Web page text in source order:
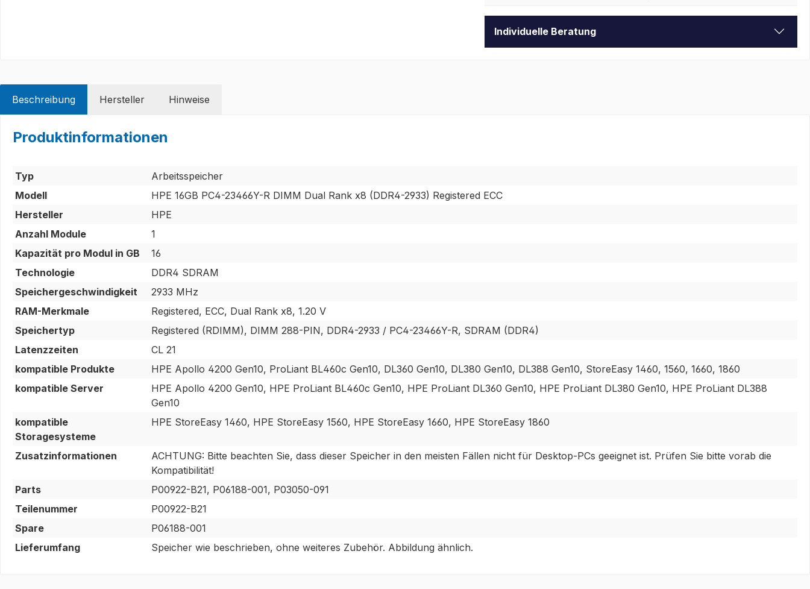
Individuelle Beratung
Beschreibung Hersteller Hinweise
Produktinformationen
Typ
Arbeitsspeicher
Modell
HPE 16GB PC4-23466Y-R DIMM Dual Rank x8 (DDR4-2933) Registered ECC
Hersteller
HPE
Anzahl Module
1
Kapazität pro Modul in GB
16
Technologie
DDR4 SDRAM
Speichergeschwindigkeit
2933 MHz
RAM-Merkmale
Registered, ECC, Dual Rank x8, 1.20 V
Speichertyp
Registered (RDIMM), DIMM 288-PIN, DDR4-2933 / PC4-23466Y-R, SDRAM (DDR4)
Latenzzeiten
CL 21
kompatible Produkte
HPE Apollo 4200 Gen10, ProLiant BL460c Gen10, DL360 Gen10, DL380 Gen10, DL388 Gen10, StoreEasy 1460, 1560, 1660, 1860
kompatible Server
HPE Apollo 4200 Gen10, HPE ProLiant BL460c Gen10, HPE ProLiant DL360 Gen10, HPE ProLiant DL380 Gen10, HPE ProLiant DL388
Gen10
kompatible
Storagesysteme
HPE StoreEasy 1460, HPE StoreEasy 1560, HPE StoreEasy 1660, HPE StoreEasy 1860
Zusatzinformationen
ACHTUNG: Bitte beachten Sie, dass dieser Speicher in den meisten Fällen nicht für Desktop-PCs geeignet ist. Prüfen Sie bitte vorab die
Kompatibilität!
Parts
P00922-B21, P06188-001, P03050-091
Teilenummer
P00922-B21
Spare
P06188-001
Lieferumfang
Speicher wie beschrieben, ohne weiteres Zubehör. Abbildung ähnlich.